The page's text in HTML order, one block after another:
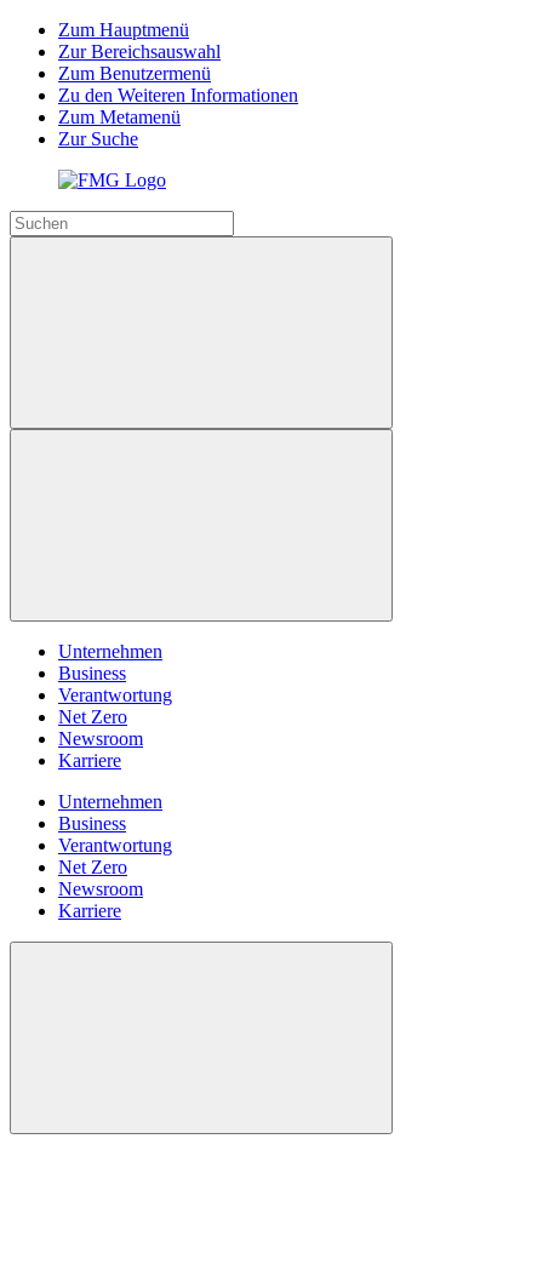
Zum Hauptmenü
Zur Bereichsauswahl
Zum Benutzermenü
Zu den Weiteren Informationen
Zum Metamenü
Zur Suche
Unternehmen
Business
Verantwortung
Net Zero
Newsroom
Karriere
Unternehmen
Business
Verantwortung
Net Zero
Newsroom
Karriere